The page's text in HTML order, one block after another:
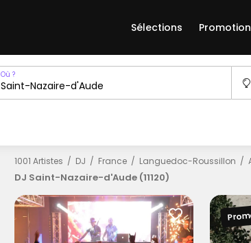
Sélections
Où ?
1001 Artistes DJ France Languedoc-Roussillon
DJ Saint-Nazaire-d'Aude (11120)